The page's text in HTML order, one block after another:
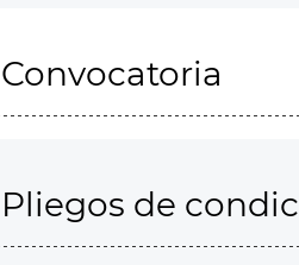
Convocatoria
Pliegos de